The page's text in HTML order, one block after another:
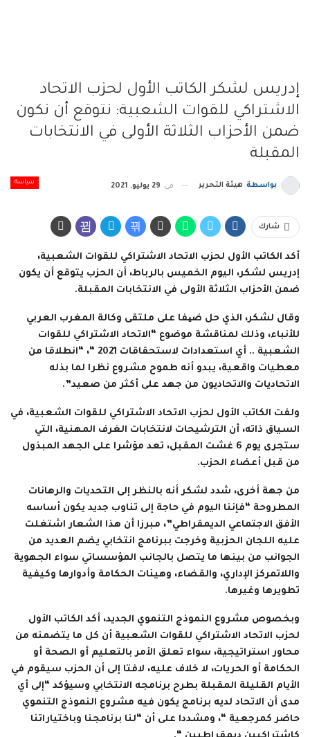
إدريس لشكر الكاتب الأول لحزب الاتحاد
الاشتراكي للقوات الشعبية: نتوقع أن نكون
ضمن الأحزاب الثلاثة الأولى في الانتخابات
المقبلة
سياسة بواسطة هيئة التحرير في 29 يوليو, 2021
شارك
أكد الكاتب الأول لحزب الاتحاد الاشتراكي للقوات الشعبية،
إدريس لشكر، اليوم الخميس بالرباط، أن الحزب يتوقع أن يكون
ضمن الأحزاب الثلاثة الأولى في الانتخابات المقبلة.
وقال لشكر، الذي حل ضیفا على ملتقى وكالة المغرب العربي
للأنباء، وذلك لمناقشة موضوع “الاتحاد الاشتراكي للقوات
الشعبية .. أي استعدادات لاستحقاقات 2021 “، “انطلاقا من
معطيات واقعية، يبدو أنه طموح مشروع نظرا لما بذله
الاتحاديات والاتحاديون من جهد على أكثر من صعيد”.
ولفت الكاتب الأول لحزب الاتحاد الاشتراكي للقوات الشعبية، في
السياق ذاته، أن الترشيحات لانتخابات الغرف المهنية، التي
ستجرى يوم 6 غشت المقبل، تعد مؤشرا على الجهد المبذول
من قبل أعضاء الحزب.
من جهة أخرى، شدد لشكر أنه بالنظر إلى التحديات والرهانات
المطروحة “فإننا اليوم في حاجة إلى تناوب جديد يكون أساسه
الأفق الاجتماعي الديمقراطي”، مبرزا أن هذا الشعار اشتغلت
عليه اللجان الحزبية وخرجت ببرنامج انتخابي يضم العديد من
الجوانب من بينها ما يتصل بالجانب المؤسساتي سواء الجهوية
واللاتمركز الإداري، والقضاء، وهيئات الحكامة وأدوارها وكيفية
تطويرها وغيرها.
وبخصوص مشروع النموذج التنموي الجديد، أكد الكاتب الأول
لحزب الاتحاد الاشتراكي للقوات الشعبية أن كل ما يتضمنه من
محاور استراتيجية، سواء تعلق الأمر بالتعليم أو الصحة أو
الحكامة أو الحريات، لا خلاف عليه، لافتا إلى أن الحزب سيقوم في
الأيام القليلة المقبلة بطرح برنامجه الانتخابي وسيؤكد “إلى أي
مدى أن الاتحاد لديه برنامج يكون فيه مشروع النموذج التنموي
حاضر كمرجعية “، ومشددا على أن “لنا برنامجنا وباختياراتنا